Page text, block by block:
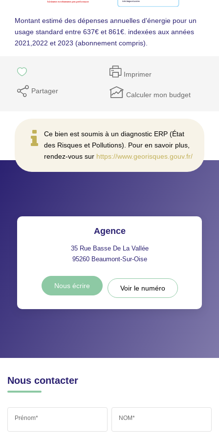
Montant estimé des dépenses annuelles d'énergie pour un
usage standard entre 637€ et 861€. indexées aux années
2021,2022 et 2023 (abonnement compris).
Imprimer
Partager Calculer mon budget
Ce bien est soumis à un diagnostic ERP (État
des Risques et Pollutions). Pour en savoir plus,
rendez-vous sur https://www.georisques.gouv.fr/
Agence
35 Rue Basse De La Vallée
95260 Beaumont-Sur-Oise
Nous écrire Voir le numéro
Nous contacter
Prénom* NOM*